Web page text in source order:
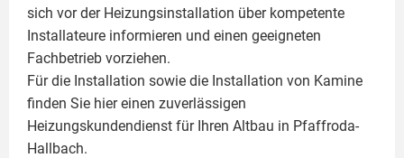
sich vor der Heizungsinstallation über kompetente
Installateure informieren und einen geeigneten
Fachbetrieb vorziehen.
Für die Installation sowie die Installation von Kamine
finden Sie hier einen zuverlässigen
Heizungskundendienst für Ihren Altbau in Pfaffroda-
Hallbach.